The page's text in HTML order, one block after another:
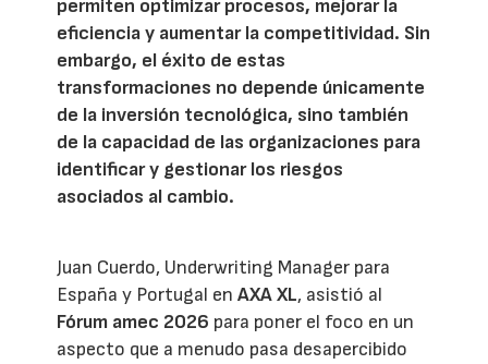
permiten optimizar procesos, mejorar la
eficiencia y aumentar la competitividad. Sin
embargo, el éxito de estas
transformaciones no depende únicamente
de la inversión tecnológica, sino también
de la capacidad de las organizaciones para
identificar y gestionar los riesgos
asociados al cambio.
Juan Cuerdo, Underwriting Manager para
España y Portugal enAXA XL, asistió al
Fórum amec 2026 para poner el foco en un
aspecto que a menudo pasa desapercibido